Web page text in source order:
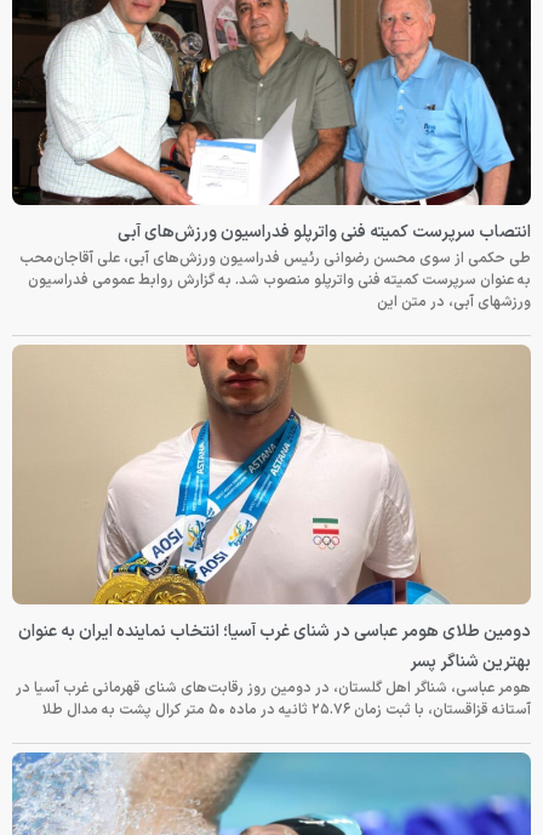
انتصاب سرپرست کمیته فنی واترپلو فدراسیون ورزش‌های آبی
طی حکمی از سوی محسن رضوانی رئیس فدراسیون ورزش‌های آبی، علی آقاجان‌محب
به عنوان سرپرست کمیته فنی واترپلو منصوب شد. به گزارش روابط عمومی فدراسیون
ورزشهای آبی، در متن این
دومین طلای هومر عباسی در شنای غرب آسیا؛ انتخاب نماینده ایران به عنوان
بهترین شناگر پسر
هومر عباسی، شناگر اهل گلستان، در دومین روز رقابت‌های شنای قهرمانی غرب آسیا در
آستانه قزاقستان، با ثبت زمان ۲۵.۷۶ ثانیه در ماده ۵۰ متر کرال پشت به مدال طلا